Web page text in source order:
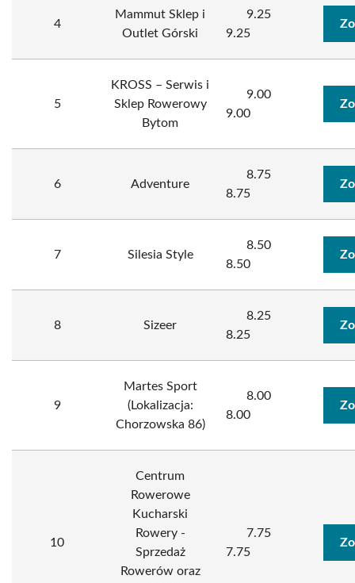
4
Mammut Sklep i
Outlet Górski
9.25
9.25
5
KROSS – Serwis i
Sklep Rowerowy
Bytom
9.00
9.00
6 Adventure
8.75
8.75
7 Silesia Style
8.50
8.50
8 Sizeer
8.25
8.25
9
Martes Sport
(Lokalizacja:
Chorzowska 86)
8.00
8.00
10
Centrum
Rowerowe
Kucharski
Rowery -
Sprzedaż
Rowerów oraz
7.75
7.75